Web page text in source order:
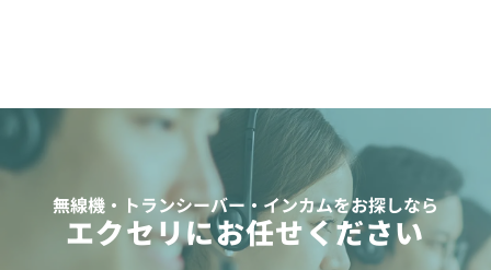
無線機・トランシーバー・インカムをお探しなら
エクセリにお任せください